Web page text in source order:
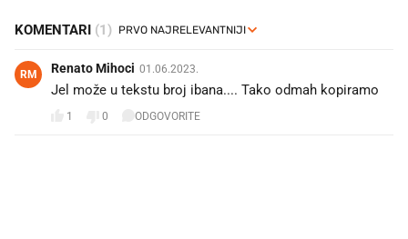
KOMENTARI (1)
RM Renato Mihoci 01.06.2023.
Jel može u tekstu broj ibana.... Tako odmah kopiramo
1 0 ODGOVORITE